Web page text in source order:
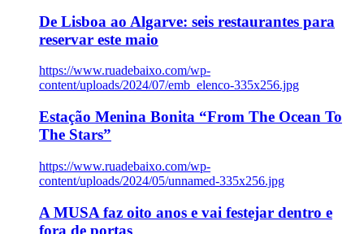
De Lisboa ao Algarve: seis restaurantes para
reservar este maio
https://www.ruadebaixo.com/wp-
content/uploads/2024/07/emb_elenco-335x256.jpg
Estação Menina Bonita “From The Ocean To
The Stars”
https://www.ruadebaixo.com/wp-
content/uploads/2024/05/unnamed-335x256.jpg
A MUSA faz oito anos e vai festejar dentro e
fora de portas